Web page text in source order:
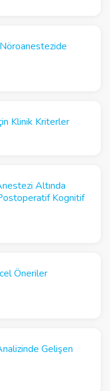
Klinik Kriterler
Altında
Kognitif
Öneriler
Gelişen